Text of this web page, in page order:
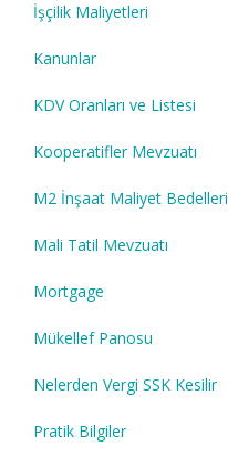
İşçilik Maliyetleri
Kanunlar
KDV Oranları ve Listesi
Kooperatifler Mevzuatı
M2 İnşaat Maliyet Bedelleri
Mali Tatil Mevzuatı
Mortgage
Mükellef Panosu
Nelerden Vergi SSK Kesilir
Pratik Bilgiler